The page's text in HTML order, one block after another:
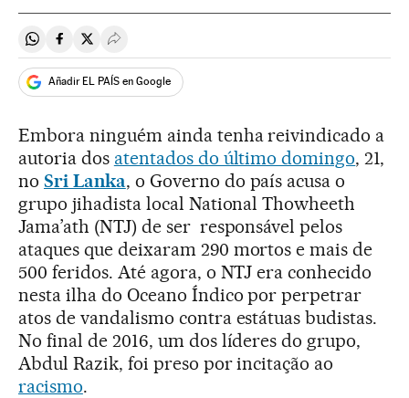
Compartir en Whatsapp
Compartir en Facebook
Compartir en Twitter
Desplegar Redes Sociales
Añadir EL PAÍS en Google
Embora ninguém ainda tenha reivindicado a
autoria dos atentados do último domingo, 21,
no Sri Lanka, o Governo do país acusa o
grupo jihadista local National Thowheeth
Jama’ath (NTJ) de ser responsável pelos
ataques que deixaram 290 mortos e mais de
500 feridos. Até agora, o NTJ era conhecido
nesta ilha do Oceano Índico por perpetrar
atos de vandalismo contra estátuas budistas.
No final de 2016, um dos líderes do grupo,
Abdul Razik, foi preso por incitação ao
racismo.